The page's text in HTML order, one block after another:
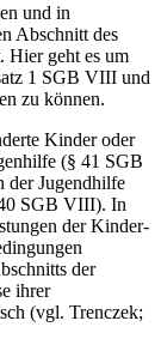
und in
Abschnitt des
Hier geht es um
1 SGB VIII und
zu können.
Kinder oder
(§ 41 SGB
der Jugendhilfe
SGB VIII). In
der Kinder-
der
ihrer
(vgl. Trenczek;